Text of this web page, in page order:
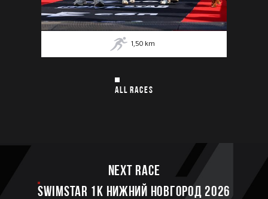
1,50 km
ALL RACES
Next race
SWIMSTAR 1K НИЖНИЙ НОВГОРОД 2026